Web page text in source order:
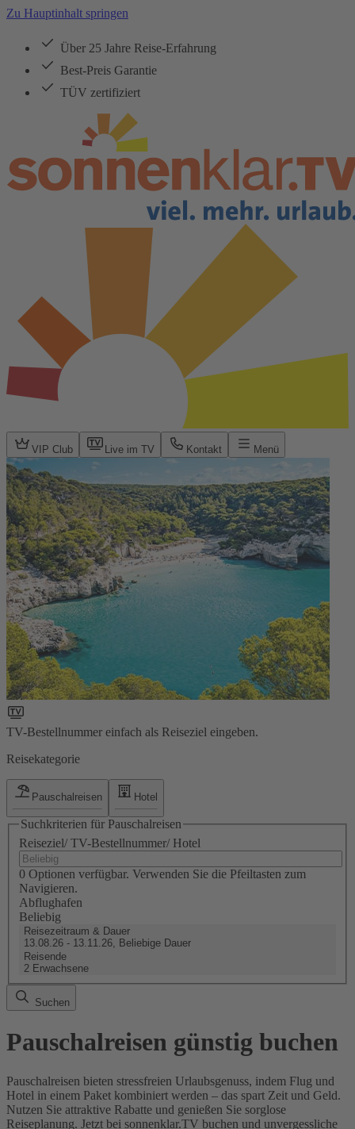
Zu Hauptinhalt springen
Über 25 Jahre Reise-Erfahrung
Best-Preis Garantie
TÜV zertifiziert
VIP Club Live im TV Kontakt Menü
TV-Bestellnummer einfach als Reiseziel eingeben.
Reisekategorie
Pauschalreisen Hotel
Suchkriterien für Pauschalreisen
Reiseziel/ TV-Bestellnummer/ Hotel
0 Optionen verfügbar. Verwenden Sie die Pfeiltasten zum
Navigieren.
Abflughafen
Beliebig
Reisezeitraum & Dauer
13.08.26 - 13.11.26, Beliebige Dauer
Reisende
2 Erwachsene
Suchen
Pauschalreisen günstig buchen
Pauschalreisen bieten stressfreien Urlaubsgenuss, indem Flug und
Hotel in einem Paket kombiniert werden – das spart Zeit und Geld.
Nutzen Sie attraktive Rabatte und genießen Sie sorglose
Reiseplanung. Jetzt bei sonnenklar.TV buchen und unvergessliche